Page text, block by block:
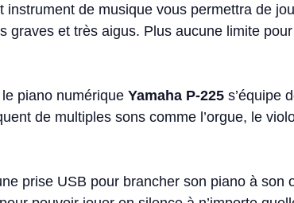
instrument de musique vous permettra de
graves et très aigus. Plus aucune limite
piano numérique Yamaha P-225 s’équipe
de multiples sons comme l’orgue, le
prise USB pour brancher son piano à son